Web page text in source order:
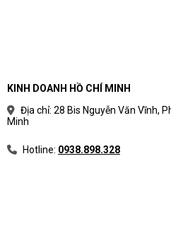
KINH DOANH HỒ CHÍ MINH
Địa chỉ: 28 Bis Nguyễn Văn Vĩnh,
Minh
Hotline: 0938.898.328